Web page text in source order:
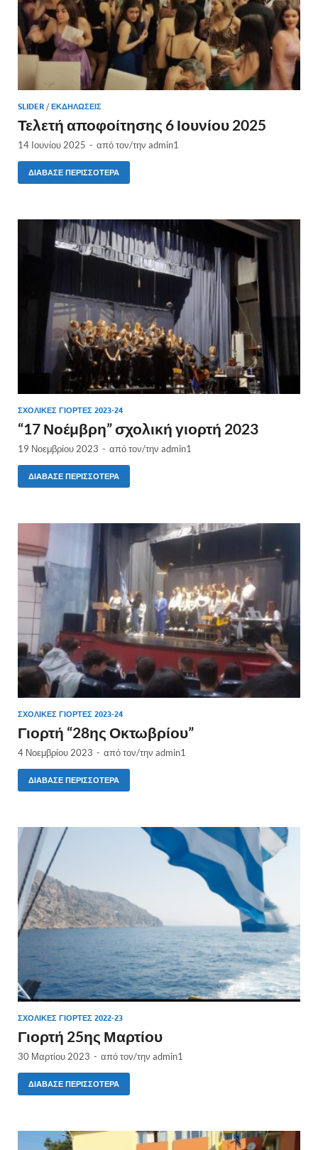
SLIDER /ΕΚΔΗΛΏΣΕΙΣ
Τελετή αποφοίτησης 6 Ιουνίου 2025
14 Ιουνίου 2025 - από τον/την admin1
ΔΙΆΒΑΣΕ ΠΕΡΙΣΣΌΤΕΡΑ
ΣΧΟΛΙΚΈΣ ΓΙΟΡΤΈΣ 2023-24
“17 Νοέμβρη” σχολική γιορτή 2023
19 Νοεμβρίου 2023 - από τον/την admin1
ΔΙΆΒΑΣΕ ΠΕΡΙΣΣΌΤΕΡΑ
ΣΧΟΛΙΚΈΣ ΓΙΟΡΤΈΣ 2023-24
Γιορτή “28ης Οκτωβρίου”
4 Νοεμβρίου 2023 - από τον/την admin1
ΔΙΆΒΑΣΕ ΠΕΡΙΣΣΌΤΕΡΑ
ΣΧΟΛΙΚΈΣ ΓΙΟΡΤΈΣ 2022-23
Γιορτή 25ης Μαρτίου
30 Μαρτίου 2023 - από τον/την admin1
ΔΙΆΒΑΣΕ ΠΕΡΙΣΣΌΤΕΡΑ